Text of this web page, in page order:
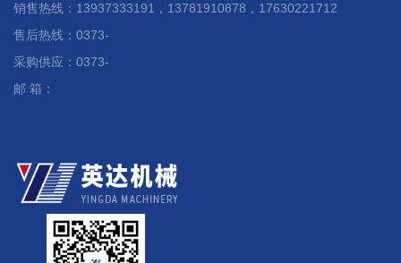
销售热线：13937333191，13781910878，17630221712
售后热线：0373-
采购供应：0373-
邮 箱：